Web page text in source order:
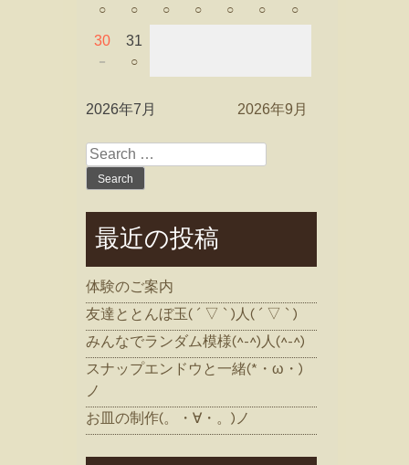
○ ○ ○ ○ ○ ○ ○
30
－
31
○
2026年7月 2026年9月
Search
for:
最近の投稿
体験のご案内
友達ととんぼ玉( ´ ▽ ` )人( ´ ▽ ` )
みんなでランダム模様(^-^)人(^-^)
スナップエンドウと一緒(*・ω・)
ノ
お皿の制作(。・∀・。)ノ